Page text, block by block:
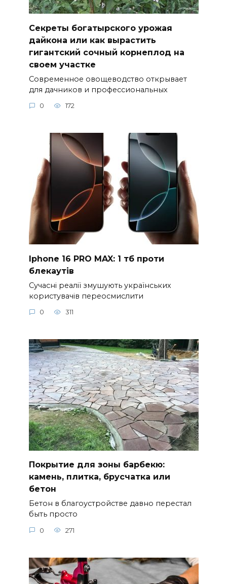
Секреты богатырского урожая
дайкона или как вырастить
гигантский сочный корнеплод на
своем участке
Современное овощеводство открывает
для дачников и профессиональных
0 172
Iphone 16 PRO MAX: 1 тб проти
блекаутів
Сучасні реалії змушують українських
користувачів переосмислити
0 311
Покрытие для зоны барбекю:
камень, плитка, брусчатка или
бетон
Бетон в благоустройстве давно перестал
быть просто
0 271